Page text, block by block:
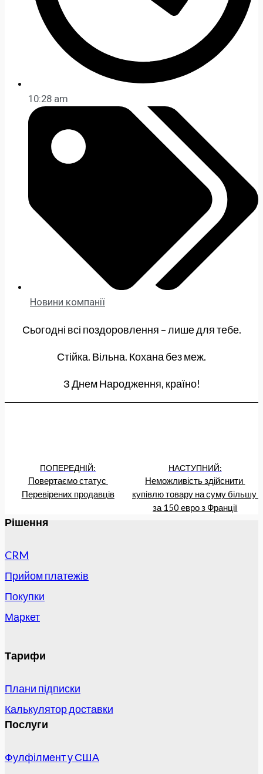
10:28 am
Новини компанії
Сьогодні всі поздоровлення – лише для тебе.
Стійка. Вільна. Кохана без меж.
З Днем Народження, країно!
ПОПЕРЕДНІЙ:
Повертаємо статус
Перевірених продавців
НАСТУПНИЙ:
Неможливість здійснити
купівлю товару на суму більшу
за 150 евро з Франції
Рішення
CRM
Прийом платежів
Покупки
Маркет
Тарифи
Плани підписки
Калькулятор доставки
Послуги
Фулфілмент у США